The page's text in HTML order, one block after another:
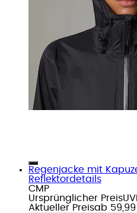
Regenjacke mit
Reflektordetails
CMP
Ursprünglicher Preis
Aktueller Preisab